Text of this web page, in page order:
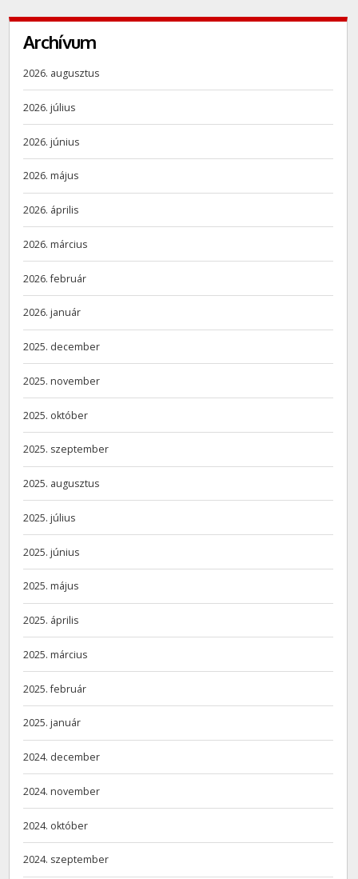
Archívum
2026. augusztus
2026. július
2026. június
2026. május
2026. április
2026. március
2026. február
2026. január
2025. december
2025. november
2025. október
2025. szeptember
2025. augusztus
2025. július
2025. június
2025. május
2025. április
2025. március
2025. február
2025. január
2024. december
2024. november
2024. október
2024. szeptember